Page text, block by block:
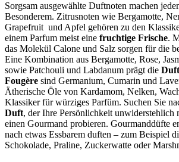
Sorgsam ausgewählte Duftnoten machen
Besonderem. Zitrusnoten wie Bergamotte,
Grapefruit und Apfel gehören zu den
einem Parfum meist eine fruchtige Frische.
das Molekül Calone und Salz sorgen für die
Eine Kombination aus Bergamotte, Rose,
sowie Patchouli und Labdanum prägt die
Fougère sind Germanium, Cumarin und
Ätherische Öle von Kardamom, Nelken,
Klassiker für würziges Parfüm. Suchen Sie
Duft, der Ihre Persönlichkeit unwiderstehlich
einen Gourmand probieren. Gourmanddüfte
nach etwas Essbarem duften – zum Beispiel
Schokolade, Praline, Zuckerwatte oder